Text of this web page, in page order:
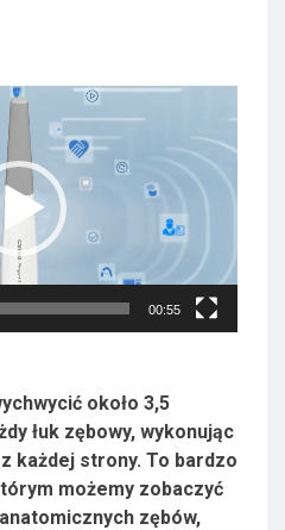
00:55
około 3,5
łuk zębowy, wykonując
każdej strony. To bardzo
możemy zobaczyć
zębów,